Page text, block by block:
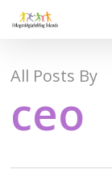
content
All Posts By
ceo